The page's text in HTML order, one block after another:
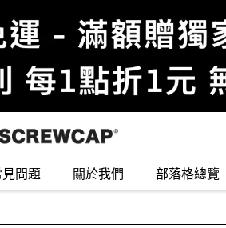
見問題 關於我們 部落格總覽